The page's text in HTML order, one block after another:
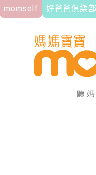
momself 好爸爸俱樂部